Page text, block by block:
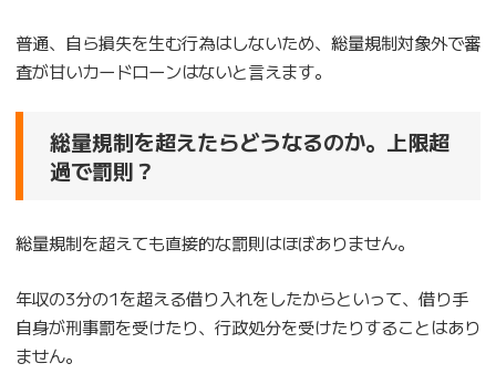
普通、自ら損失を生む行為はしないため、総量規制対象外で審
査が甘いカードローンはないと言えます。
総量規制を超えたらどうなるのか。上限超
過で罰則？
総量規制を超えても直接的な罰則はほぼありません。
年収の3分の1を超える借り入れをしたからといって、借り手
自身が刑事罰を受けたり、行政処分を受けたりすることはあり
ません。